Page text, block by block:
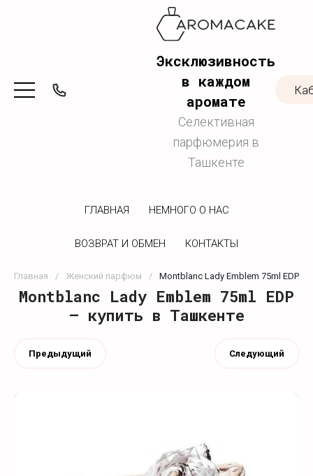
Эксклюзивность
в каждом
аромате
Селективная
парфюмерия в
Ташкенте
ГЛАВНАЯ НЕМНОГО О НАС
ВОЗВРАТ И ОБМЕН КОНТАКТЫ
Главная / Женский парфюм / Montblanc Lady Emblem 75ml EDP
Montblanc Lady Emblem 75ml EDP
— купить в Ташкенте
Предыдущий Следующий